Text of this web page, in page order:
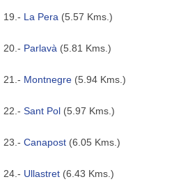
19.- La Pera (5.57 Kms.)
20.- Parlavà (5.81 Kms.)
21.- Montnegre (5.94 Kms.)
22.- Sant Pol (5.97 Kms.)
23.- Canapost (6.05 Kms.)
24.- Ullastret (6.43 Kms.)